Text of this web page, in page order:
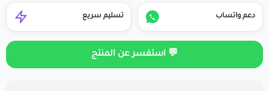
دعم واتساب تسليم سريع
💬 استفسر عن المنتج